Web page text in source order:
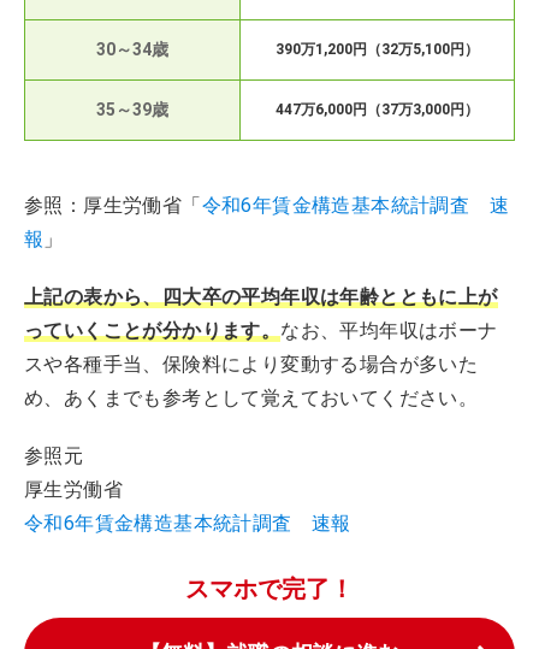
30～34歳 390万1,200円（32万5,100円）
35～39歳 447万6,000円（37万3,000円）
参照：厚生労働省「令和6年賃金構造基本統計調査 速
報 」
上記の表から、四大卒の平均年収は年齢とともに上が
っていくことが分かります。なお、平均年収はボーナ
スや各種手当、保険料により変動する場合が多いた
め、あくまでも参考として覚えておいてください。
参照元
厚生労働省
令和6年賃金構造基本統計調査 速報
スマホで完了！